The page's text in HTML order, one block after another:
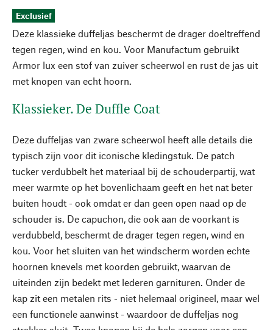
Exclusief
Deze klassieke duffeljas beschermt de drager doeltreffend
tegen regen, wind en kou. Voor Manufactum gebruikt
Armor lux een stof van zuiver scheerwol en rust de jas uit
met knopen van echt hoorn.
Klassieker. De Duffle Coat
Deze duffeljas van zware scheerwol heeft alle details die
typisch zijn voor dit iconische kledingstuk. De patch
tucker verdubbelt het materiaal bij de schouderpartij, wat
meer warmte op het bovenlichaam geeft en het nat beter
buiten houdt - ook omdat er dan geen open naad op de
schouder is. De capuchon, die ook aan de voorkant is
verdubbeld, beschermt de drager tegen regen, wind en
kou. Voor het sluiten van het windscherm worden echte
hoornen knevels met koorden gebruikt, waarvan de
uiteinden zijn bedekt met lederen garnituren. Onder de
kap zit een metalen rits - niet helemaal origineel, maar wel
een functionele aanwinst - waardoor de duffeljas nog